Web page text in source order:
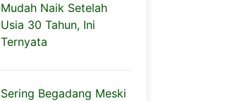
Mudah Naik Setelah
Usia 30 Tahun, Ini
Ternyata
Sering Begadang Meski